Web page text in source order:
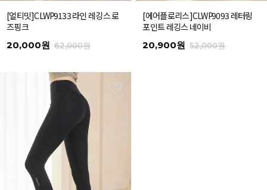
[얼티밋]CLWP9133 라인 레깅스 로
즈핑크
20,000원 62,000원
[에어플로리스]CLWP9093 레터링
포인트 레깅스 네이비
20,900원 52,000원